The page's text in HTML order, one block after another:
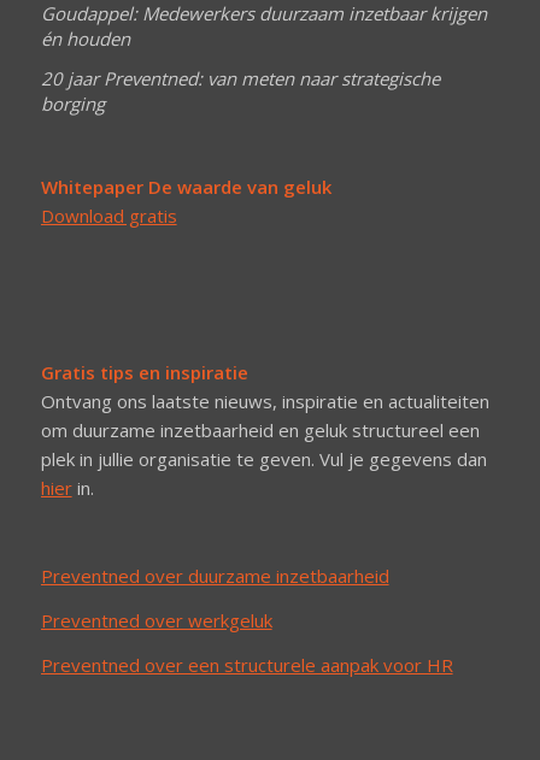
Goudappel: Medewerkers duurzaam inzetbaar krijgen
én houden
20 jaar Preventned: van meten naar strategische
borging
Whitepaper De waarde van geluk
Download gratis
Gratis tips en inspiratie
Ontvang ons laatste nieuws, inspiratie en actualiteiten
om duurzame inzetbaarheid en geluk structureel een
plek in jullie organisatie te geven. Vul je gegevens dan
hierin.
Preventned over duurzame inzetbaarheid
Preventned over werkgeluk
Preventned over een structurele aanpak voor HR